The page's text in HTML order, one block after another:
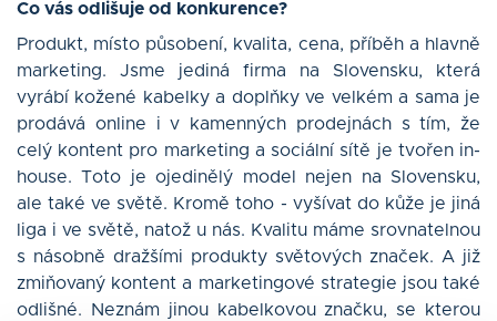
Co vás odlišuje od konkurence?
Produkt, místo působení, kvalita, cena, příběh a hlavně
marketing. Jsme jediná firma na Slovensku, která
vyrábí kožené kabelky a doplňky ve velkém a sama je
prodává online i v kamenných prodejnách s tím, že
celý kontent pro marketing a sociální sítě je tvořen in-
house. Toto je ojedinělý model nejen na Slovensku,
ale také ve světě. Kromě toho - vyšívat do kůže je jiná
liga i ve světě, natož u nás. Kvalitu máme srovnatelnou
s násobně dražšími produkty světových značek. A již
zmiňovaný kontent a marketingové strategie jsou také
odlišné. Neznám jinou kabelkovou značku, se kterou